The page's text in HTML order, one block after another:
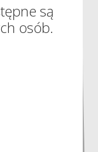
są
osób.